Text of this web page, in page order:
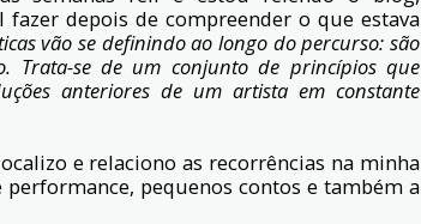
depois de compreender o que estava
vão se definindo ao longo do percurso: são
Trata-se de um conjunto de princípios que
anteriores de um artista em constante
e relaciono as recorrências na minha
pequenos contos e também a